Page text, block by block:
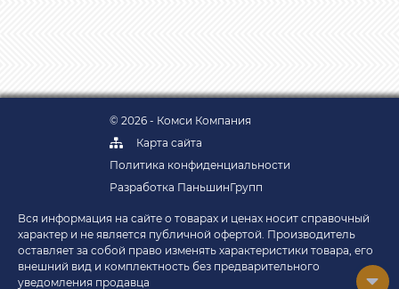
© 2026 - Комси Компания
Карта сайта
Политика конфиденциальности
Разработка ПаньшинГрупп
Вся информация на сайте о товарах и ценах носит справочный
характер и не является публичной офертой. Производитель
оставляет за собой право изменять характеристики товара, его
внешний вид и комплектность без предварительного
уведомления продавца